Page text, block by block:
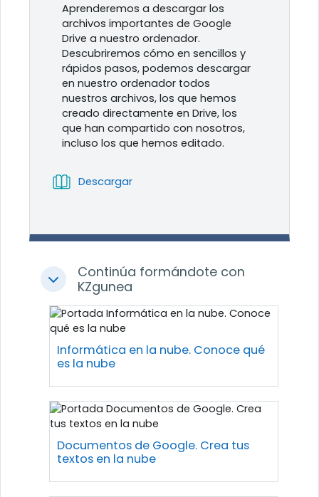
Aprenderemos a descargar los
archivos importantes de Google
Drive a nuestro ordenador.
Descubriremos cómo en sencillos y
rápidos pasos, podemos descargar
en nuestro ordenador todos
nuestros archivos, los que hemos
creado directamente en Drive, los
que han compartido con nosotros,
incluso los que hemos editado.
DescargarLibro
Colapsar
Continúa formándote con
KZgunea
Informática en la nube. Conoce qué
es la nube
Documentos de Google. Crea tus
textos en la nube